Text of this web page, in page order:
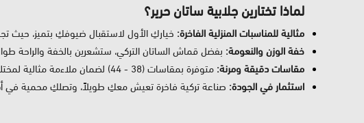
لماذا تختارين جلابية ساتان حرير؟
مثالية للمناسبات المنزلية الفاخرة: خياركِ الأول لاستقبال ضيوفكِ بتميز، حيث
خفة الوزن والنعومة: بفضل قماش الساتان التركي، ستشعرين بالخفة والراحة
مقاسات دقيقة ومرنة: متوفرة بمقاسات (38 - 44) لضمان ملاءمة مثالية لمختلف الأجسام بلمسة أنثوية طاغية.
استثمار في الجودة: صناعة تركية فاخرة تعيش معكِ طويلاً، وتصلكِ محمية في